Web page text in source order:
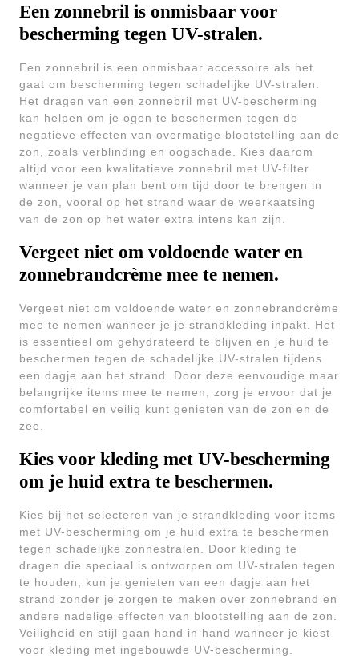
Een zonnebril is onmisbaar voor
bescherming tegen UV-stralen.
Een zonnebril is een onmisbaar accessoire als het
gaat om bescherming tegen schadelijke UV-stralen.
Het dragen van een zonnebril met UV-bescherming
kan helpen om je ogen te beschermen tegen de
negatieve effecten van overmatige blootstelling aan de
zon, zoals verblinding en oogschade. Kies daarom
altijd voor een kwalitatieve zonnebril met UV-filter
wanneer je van plan bent om tijd door te brengen in
de zon, vooral op het strand waar de weerkaatsing
van de zon op het water extra intens kan zijn.
Vergeet niet om voldoende water en
zonnebrandcrème mee te nemen.
Vergeet niet om voldoende water en zonnebrandcrème
mee te nemen wanneer je je strandkleding inpakt. Het
is essentieel om gehydrateerd te blijven en je huid te
beschermen tegen de schadelijke UV-stralen tijdens
een dagje aan het strand. Door deze eenvoudige maar
belangrijke items mee te nemen, zorg je ervoor dat je
comfortabel en veilig kunt genieten van de zon en de
zee.
Kies voor kleding met UV-bescherming
om je huid extra te beschermen.
Kies bij het selecteren van je strandkleding voor items
met UV-bescherming om je huid extra te beschermen
tegen schadelijke zonnestralen. Door kleding te
dragen die speciaal is ontworpen om UV-stralen tegen
te houden, kun je genieten van een dagje aan het
strand zonder je zorgen te maken over zonnebrand en
andere nadelige effecten van blootstelling aan de zon.
Veiligheid en stijl gaan hand in hand wanneer je kiest
voor kleding met ingebouwde UV-bescherming.